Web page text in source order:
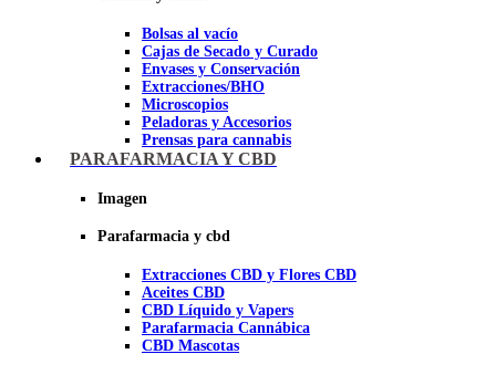
Bolsas al vacío
Cajas de Secado y Curado
Envases y Conservación
Extracciones/BHO
Microscopios
Peladoras y Accesorios
Prensas para cannabis
Secadores de cogollos
PARAFARMACIA Y CBD
Imagen
Parafarmacia y cbd
Extracciones CBD y Flores CBD
Aceites CBD
CBD Líquido y Vapers
Parafarmacia Cannábica
CBD Mascotas